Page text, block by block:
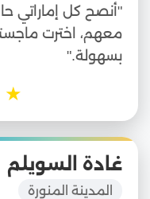
"أنصح كل إماراتي
معهم، اخترت
بسهولة."
★
غادة السويلم
المدينة المنورة